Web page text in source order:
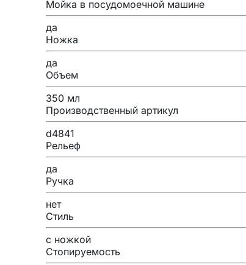
Мойка в посудомоечной машине
да
Ножка
да
Объем
350 мл
Производственный артикул
d4841
Рельеф
да
Ручка
нет
Стиль
с ножкой
Стопируемость